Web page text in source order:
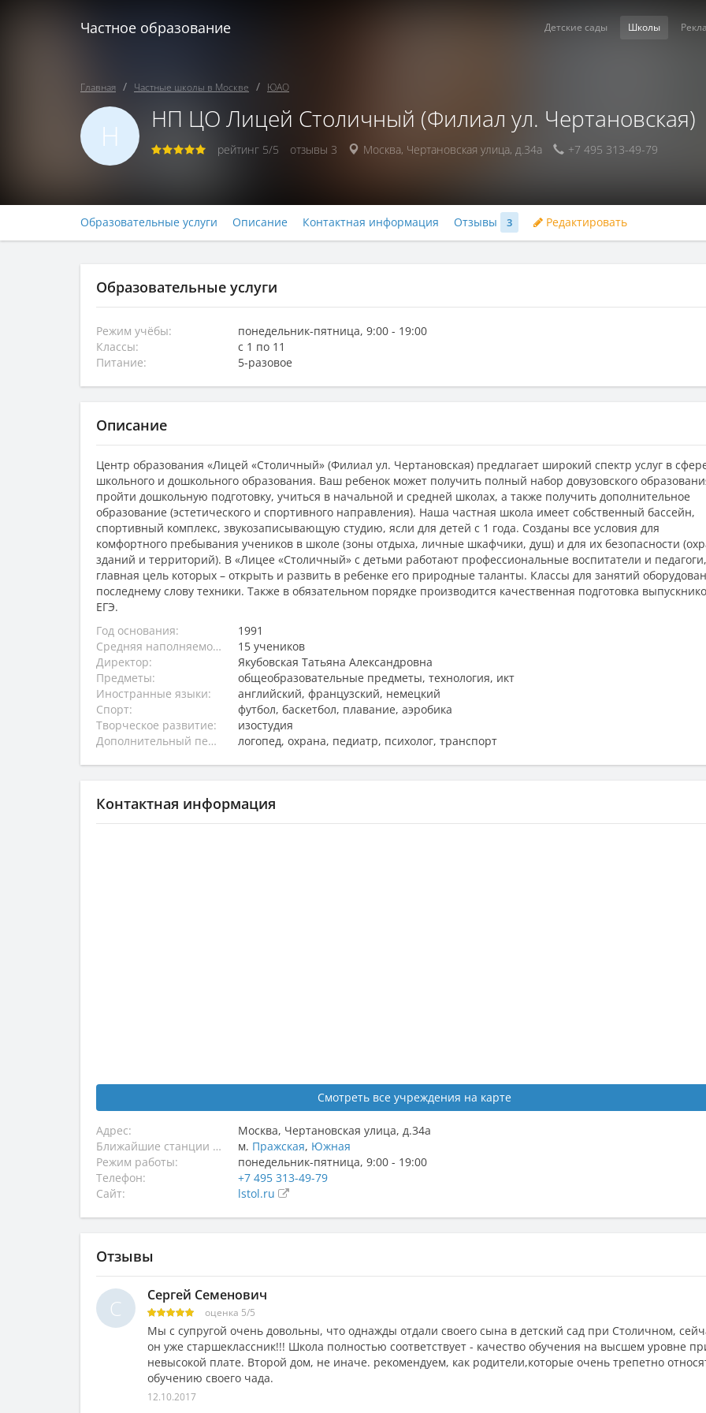
Частное образование Детские сады Школы
Главная Частные школы в Москве ЮАО
Н НП ЦО Лицей Столичный (Филиал ул. Чертановская)
рейтинг 5/5 отзывы 3 Москва, Чертановская улица, д.34а +7 495 313-49-79
Образовательные услуги Описание Контактная информация Отзывы 3 Редактировать
Образовательные услуги
Режим учёбы:
понедельник-пятница, 9:00 - 19:00
Классы:
с 1 по 11
Питание:
5-разовое
Описание
Центр образования «Лицей «Столичный» (Филиал ул. Чертановская) предлагает широкий спектр услуг в
школьного и дошкольного образования. Ваш ребенок может получить полный набор довузовского
пройти дошкольную подготовку, учиться в начальной и средней школах, а также получить дополнительное
образование (эстетического и спортивного направления). Наша частная школа имеет собственный бассейн,
спортивный комплекс, звукозаписывающую студию, ясли для детей с 1 года. Созданы все условия для
комфортного пребывания учеников в школе (зоны отдыха, личные шкафчики, душ) и для их безопасности
зданий и территорий). В «Лицее «Столичный» с детьми работают профессиональные воспитатели и педагоги,
главная цель которых – открыть и развить в ребенке его природные таланты. Классы для занятий
последнему слову техники. Также в обязательном порядке производится качественная подготовка
ЕГЭ.
Год основания:
1991
Средняя наполняемость классов:
15 учеников
Директор:
Якубовская Татьяна Александровна
Предметы:
общеобразовательные предметы, технология, икт
Иностранные языки:
английский, французский, немецкий
Спорт:
футбол, баскетбол, плавание, аэробика
Творческое развитие:
изостудия
Дополнительный персонал:
логопед, охрана, педиатр, психолог, транспорт
Контактная информация
Смотреть все учреждения на карте
Адрес: Москва, Чертановская улица, д.34а
Ближайшие станции метро:
м. Пражская, Южная
Режим работы:
понедельник-пятница, 9:00 - 19:00
Телефон:
+7 495 313-49-79
Сайт:
lstol.ru
Отзывы
С Сергей Семенович
оценка 5/5
Мы с супругой очень довольны, что однажды отдали своего сына в детский сад при Столичном,
он уже старшеклассник!!! Школа полностью соответствует - качество обучения на высшем уровне
невысокой плате. Второй дом, не иначе. рекомендуем, как родители,которые очень трепетно
обучению своего чада.
12.10.2017